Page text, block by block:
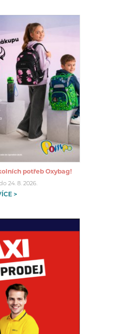
potřeb Oxybag!
24. 8. 2026.
>